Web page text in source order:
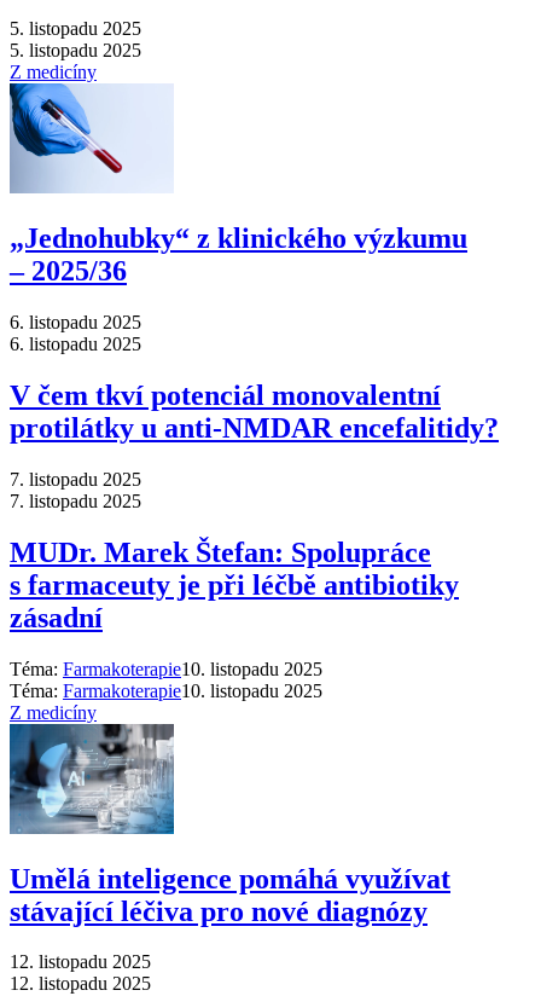
5. listopadu 2025
5. listopadu 2025
Z medicíny
„Jednohubky“ z klinického výzkumu
–⁠ 2025/36
6. listopadu 2025
6. listopadu 2025
V čem tkví potenciál monovalentní
protilátky u anti-NMDAR encefalitidy?
7. listopadu 2025
7. listopadu 2025
MUDr. Marek Štefan: Spolupráce
s farmaceuty je při léčbě antibiotiky
zásadní
Téma: Farmakoterapie10. listopadu 2025
Téma: Farmakoterapie10. listopadu 2025
Z medicíny
Umělá inteligence pomáhá využívat
stávající léčiva pro nové diagnózy
12. listopadu 2025
12. listopadu 2025